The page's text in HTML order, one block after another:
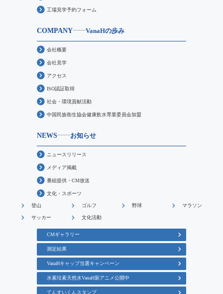
工場見学予約フォーム
COMPANY VanaHの歩み
会社概要
会社見学
アクセス
ISO認証取得
社会・環境貢献活動
中国民族衛生協会健康飲水専業委員会加盟
NEWS お知らせ
ニュースリリース
メディア掲載
番組提供・CM放送
文化・スポーツ
登山 ゴルフ 野球 マラソン
サッカー 文化活動
CMギャラリー
測定結果
VanaHキャップ当選キャンペーン
水素珪素天然水VanaH新アニメ公開中
てんすいくんスタンプ